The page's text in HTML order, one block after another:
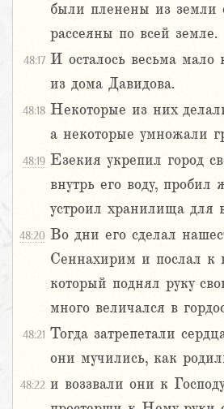
были пленены из земли
рассеяны по всей земле.
48:17 И осталось весьма мало
из дома Давидова.
48:18 Некоторые из них
а некоторые умножали
48:19 Езекия укрепил город
внутрь его воду, пробил
устроил хранилища для
48:20 Во дни его сделал
Сеннахирим и послал к
который поднял руку
много величался в
48:21 Тогда затрепетали
они мучились, как
48:22 и воззвали они к